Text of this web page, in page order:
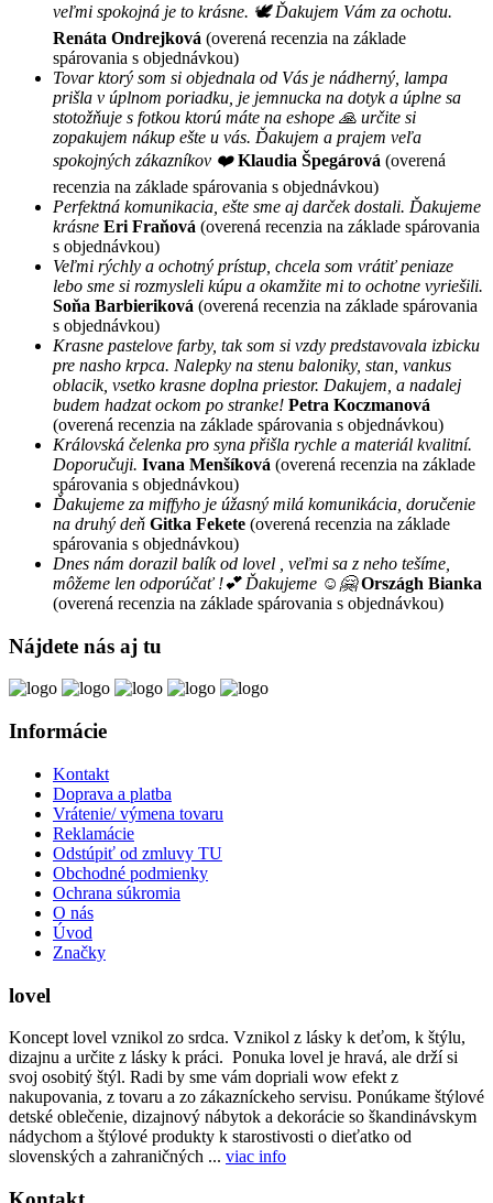
veľmi spokojná je to krásne. 🕊 Ďakujem Vám za ochotu.
Renáta Ondrejková (overená recenzia na základe
spárovania s objednávkou)
Tovar ktorý som si objednala od Vás je nádherný, lampa
prišla v úplnom poriadku, je jemnucka na dotyk a úplne sa
stotožňuje s fotkou ktorú máte na eshope 🙏 určite si
zopakujem nákup ešte u vás. Ďakujem a prajem veľa
spokojných zákazníkov ❤️ Klaudia Špegárová (overená
recenzia na základe spárovania s objednávkou)
Perfektná komunikacia, ešte sme aj darček dostali. Ďakujeme
krásne Eri Fraňová (overená recenzia na základe spárovania
s objednávkou)
Veľmi rýchly a ochotný prístup, chcela som vrátiť peniaze
lebo sme si rozmysleli kúpu a okamžite mi to ochotne vyriešili.
Soňa Barbieriková (overená recenzia na základe spárovania
s objednávkou)
Krasne pastelove farby, tak som si vzdy predstavovala izbicku
pre nasho krpca. Nalepky na stenu baloniky, stan, vankus
oblacik, vsetko krasne doplna priestor. Dakujem, a nadalej
budem hadzat ockom po stranke! Petra Koczmanová
(overená recenzia na základe spárovania s objednávkou)
Královská čelenka pro syna přišla rychle a materiál kvalitní.
Doporučuji. Ivana Menšíková (overená recenzia na základe
spárovania s objednávkou)
Ďakujeme za miffyho je úžasný milá komunikácia, doručenie
na druhý deň Gitka Fekete (overená recenzia na základe
spárovania s objednávkou)
Dnes nám dorazil balík od lovel , veľmi sa z neho tešíme,
môžeme len odporúčať !💕 Ďakujeme ☺️🤗 Országh Bianka
(overená recenzia na základe spárovania s objednávkou)
Nájdete nás aj tu
Informácie
Kontakt
Doprava a platba
Vrátenie/ výmena tovaru
Reklamácie
Odstúpiť od zmluvy TU
Obchodné podmienky
Ochrana súkromia
O nás
Úvod
Značky
lovel
Koncept lovel vznikol zo srdca. Vznikol z lásky k deťom, k štýlu,
dizajnu a určite z lásky k práci. Ponuka lovel je hravá, ale drží si
svoj osobitý štýl. Radi by sme vám dopriali wow efekt z
nakupovania, z tovaru a zo zákazníckeho servisu. Ponúkame štýlové
detské oblečenie, dizajnový nábytok a dekorácie so škandinávskym
nádychom a štýlové produkty k starostivosti o dieťatko od
slovenských a zahraničných ... viac info